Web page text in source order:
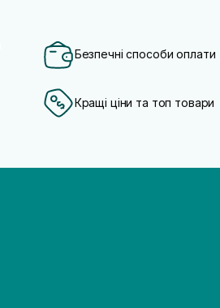
Безпечні способи оплати
Кращі ціни та топ товари